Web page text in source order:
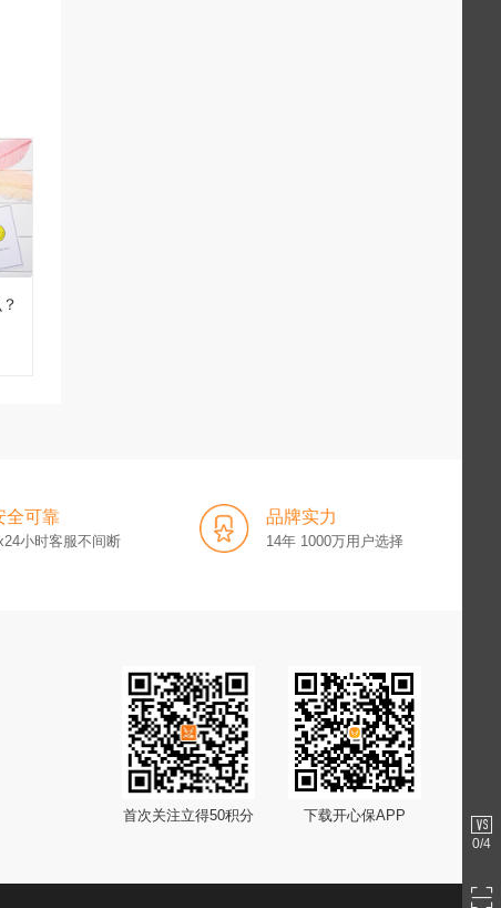
全可靠
小时客服不间断
品牌实力
14年 1000万用户选择
首次关注立得50积分 下载开心保APP
0/4